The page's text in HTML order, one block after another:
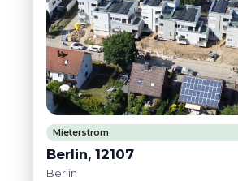
Mieterstrom
Berlin, 12107
Berlin